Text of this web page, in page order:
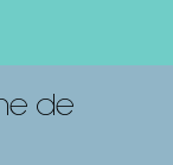
de